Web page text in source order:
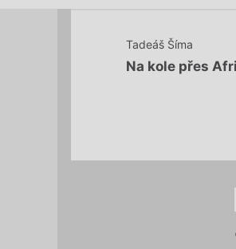
Tadeáš Šíma
Na kole přes